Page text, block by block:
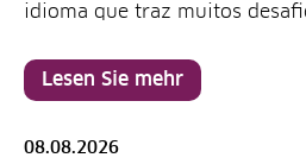
idioma que traz muitos
Lesen Sie mehr
08.08.2026